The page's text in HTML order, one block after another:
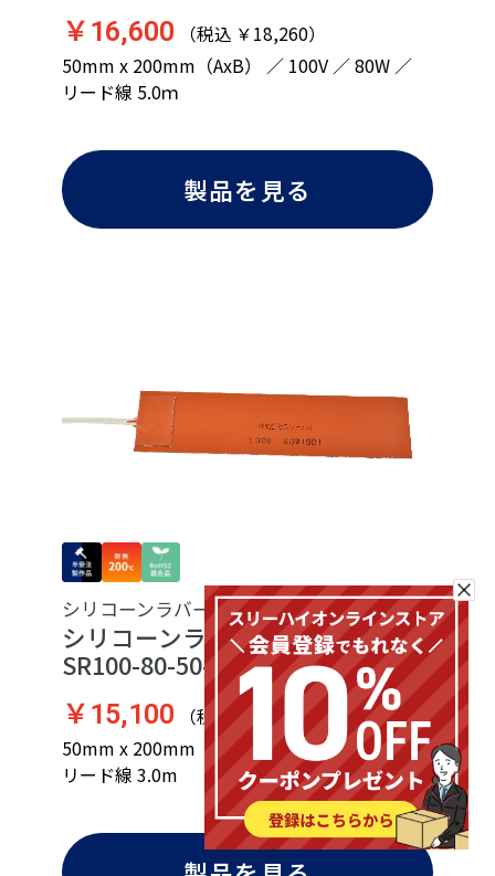
￥16,600 （税込 ￥18,260）
50mm x 200mm（AxB） ／ 100V ／ 80W ／
リード線 5.0ｍ
製品を見る
シリコーンラバーヒーター
シリコーンラバーヒーター
SR100-80-50-200-P-L3
￥15,100 （税込 ￥16,610）
50mm x 200mm（AxB） ／ 100V ／ 80W ／
リード線 3.0m